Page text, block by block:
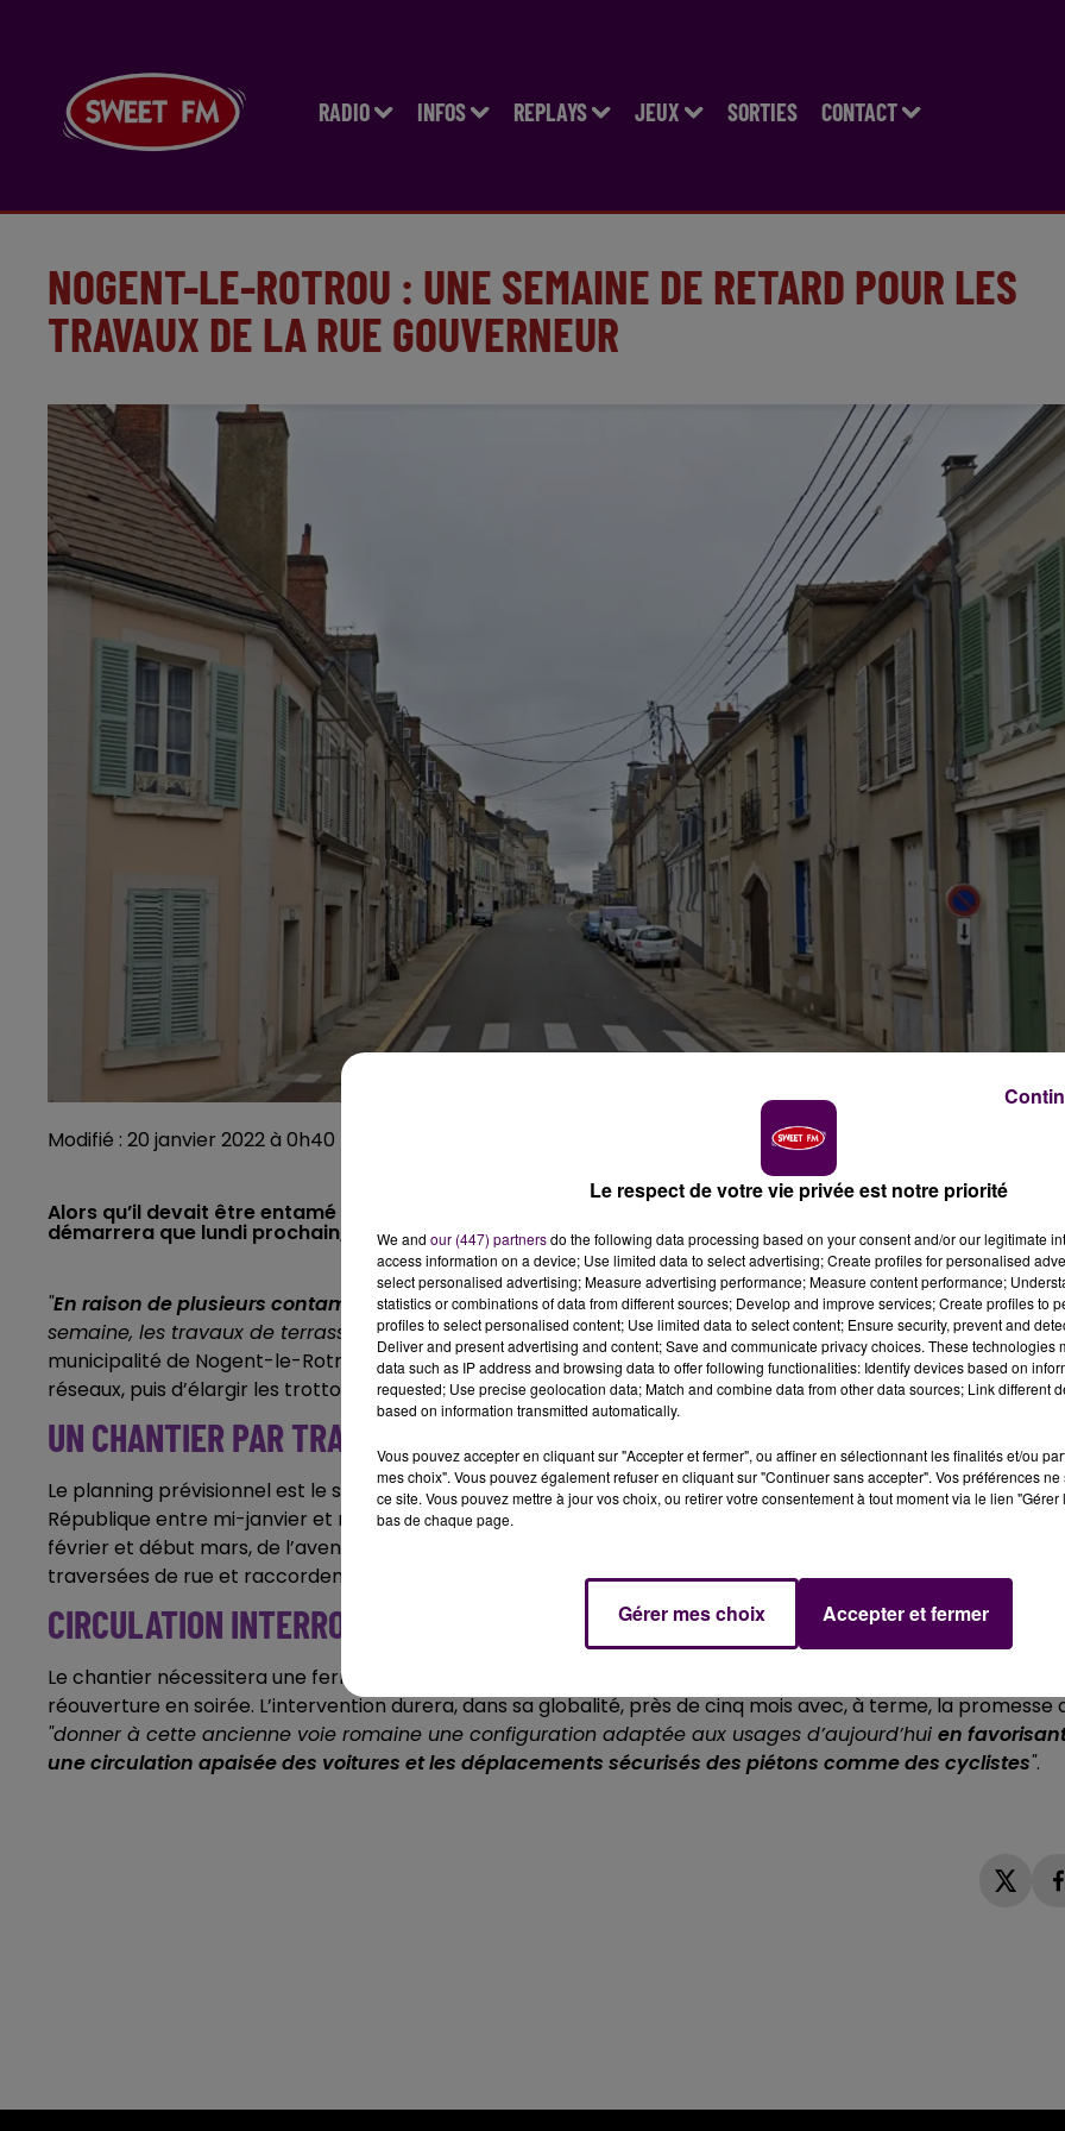
RADIO INFOS REPLAYS JEUX SORTIES CONTACT
NOGENT-LE-ROTROU : UNE SEMAINE DE RETARD POUR LES
TRAVAUX DE LA RUE GOUVERNEUR
Modifié : 20 janvier 2022 à 0h40 par Emilien Borderie
Alors qu’il devait être entamé dès cette semaine, le chantier de la rue Gouverneur à Nogent-le-Rotrou
démarrera que lundi prochain, le 24 janvier.
"En raison de plusieurs contaminations par la Covid-19, le démarrage du chantier est décalé d'une
semaine, les travaux de terrassement débuteront le lundi 24 janvier"annonce, en dernière minute, la
municipalité de Nogent-le-Rotrou. Le phasage des travaux, lui, reste le même : il s’agira d’abord d’enfouir les
réseaux, puis d’élargir les trottoirs et de"reprofiler la bande de roulement".
UN CHANTIER PAR TRANCHES
Le planning prévisionnel est le suivant : travaux sur la rue Gouverneur de l’hôtel-Dieu à l’avenue de la
République entre mi-janvier et mi-février, de l'avenue de la République à l’avenue Camille-Gaté entre mi-
février et début mars, de l’avenue Camille-Gaté à la rue Bourg-le-Comte entre début mars et début avril,
traversées de rue et raccordement des usagers devraient se faire sur tout le mois d’avril.
CIRCULATION INTERROMPUE EN JOURNÉE
Le chantier nécessitera une fermeture de la circulation en journée -riverains non concernés- et une
réouverture en soirée. L’intervention durera, dans sa globalité, près de cinq mois avec, à terme, la promesse
"donner à cette ancienne voie romaine une configuration adaptée aux usages d’aujourd’hui en
une circulation apaisée des voitures et les déplacements sécurisés des piétons comme des cyclistes".
Le respect de votre vie privée est notre priorité
We and our (447) partnersdo the following data processing based on your consent and/or our legitimate
access information on a device; Use limited data to select advertising; Create profiles for personalised
select personalised advertising; Measure advertising performance; Measure content performance;
statistics or combinations of data from different sources; Develop and improve services; Create profiles to
profiles to select personalised content; Use limited data to select content; Ensure security, prevent and
Deliver and present advertising and content; Save and communicate privacy choices. These technologies
data such as IP address and browsing data to offer following functionalities: Identify devices based on
requested; Use precise geolocation data; Match and combine data from other data sources; Link different
based on information transmitted automatically.
Vous pouvez accepter en cliquant sur "Accepter et fermer", ou affiner en sélectionnant les finalités et/ou
mes choix". Vous pouvez également refuser en cliquant sur "Continuer sans accepter". Vos préférences
ce site. Vous pouvez mettre à jour vos choix, ou retirer votre consentement à tout moment via le lien
bas de chaque page.
Gérer mes choix Accepter et fermer